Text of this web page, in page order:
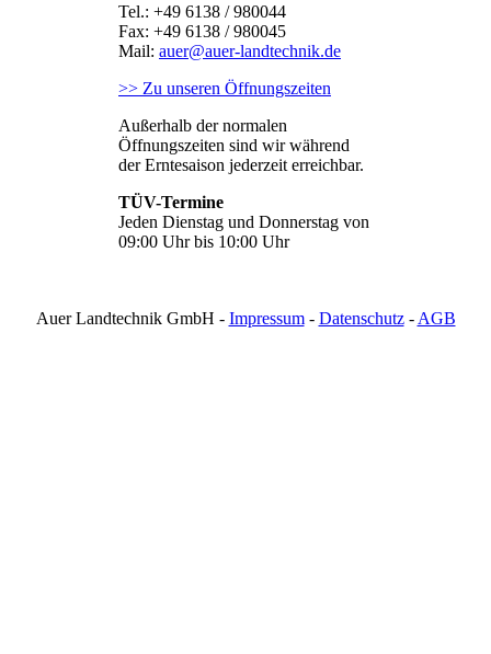
Tel.: +49 6138 / 980044
Fax: +49 6138 / 980045
Mail: auer@auer-landtechnik.de
>> Zu unseren Öffnungszeiten
Außerhalb der normalen
Öffnungszeiten sind wir während
der Erntesaison jederzeit erreichbar.
TÜV-Termine
Jeden Dienstag und Donnerstag von
09:00 Uhr bis 10:00 Uhr
Auer Landtechnik GmbH - Impressum- Datenschutz- AGB